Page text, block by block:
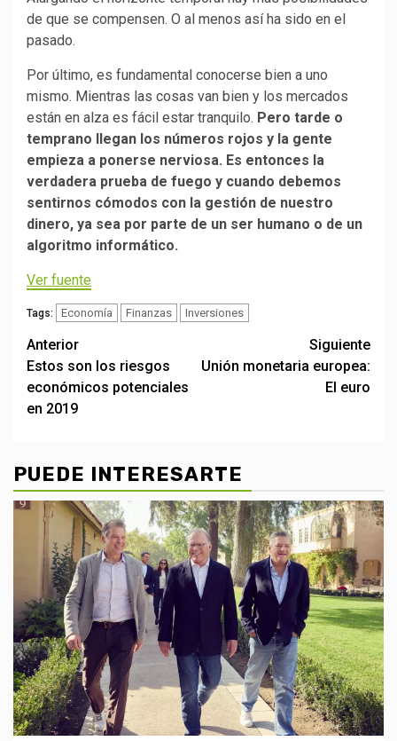
de que se compensen. O al menos así ha sido en el
pasado.
Por último, es fundamental conocerse bien a uno
mismo. Mientras las cosas van bien y los mercados
están en alza es fácil estar tranquilo. Pero tarde o
temprano llegan los números rojos y la gente
empieza a ponerse nerviosa. Es entonces la
verdadera prueba de fuego y cuando debemos
sentirnos cómodos con la gestión de nuestro
dinero, ya sea por parte de un ser humano o de un
algoritmo informático.
Ver fuente
Tags: Economía Finanzas Inversiones
Post
navigation
Anterior
Estos son los riesgos
económicos potenciales
en 2019
Siguiente
Unión monetaria europea:
El euro
PUEDE INTERESARTE